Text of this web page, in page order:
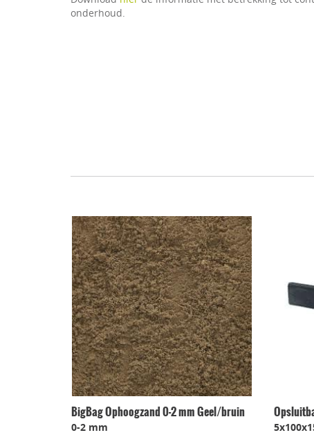
onderhoud.
BigBag Ophoogzand 0-2 mm Geel/bruin
0-2 mm